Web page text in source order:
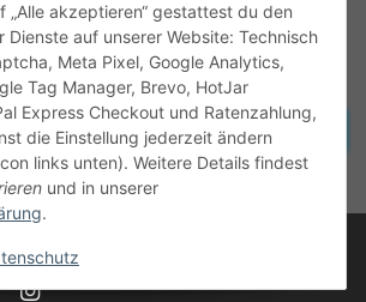
„Alle akzeptieren“ gestattest du den
Dienste auf unserer Website: Technisch
Meta Pixel, Google Analytics,
Tag Manager, Brevo, HotJar
Express Checkout und Ratenzahlung,
die Einstellung jederzeit ändern
links unten). Weitere Details findest
und in unserer
.
Vertrag widerrufen
inkl. gesetzlicher MwSt., zzgl.Versand